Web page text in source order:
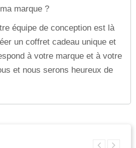
marque ?
équipe de conception est là
un coffret cadeau unique et
à votre marque et à votre
et nous serons heureux de